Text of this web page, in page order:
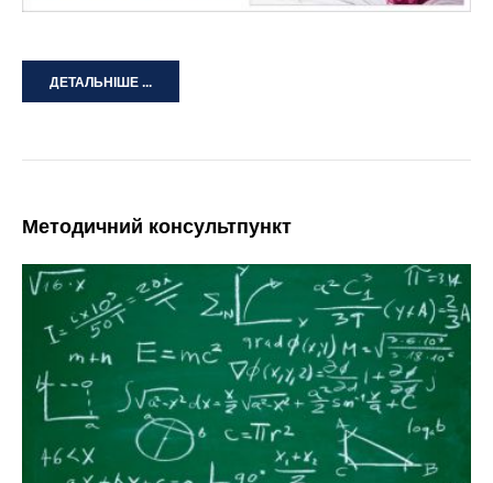
ДЕТАЛЬНІШЕ ...
Методичний консультпункт